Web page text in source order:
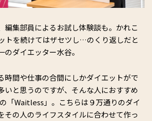
編集部員によるお試し体験談も。かれこ
トを続けてはザセツし…のくり返しだと
ダイエッター水谷。
時間や仕事の合間にしかダイエットがで
いと思うのですが、そんな人におすすめ
「Waitless」。こちらは９万通りのダイ
その人のライフスタイルに合わせて作っ